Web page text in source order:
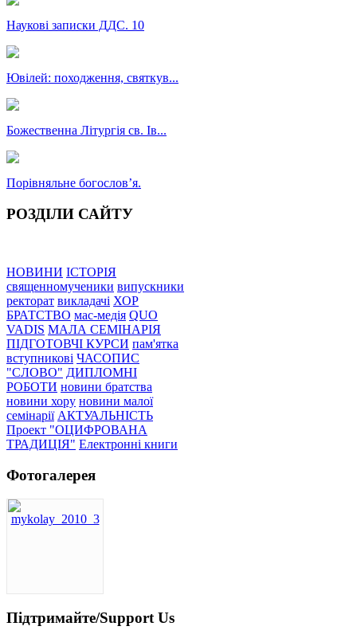
Наукові записки ДДС. 10
Ювілей: походження, святкув...
Божественна Літургія св. Ів...
Порівняльне богословʼя.
РОЗДІЛИ САЙТУ
НОВИНИ ІСТОРІЯ
священномученики випускники
ректорат викладачі ХОР
БРАТСТВО мас-медія QUO
VADIS МАЛА СЕМІНАРІЯ
ПІДГОТОВЧІ КУРСИ пам'ятка
вступникові ЧАСОПИС
"СЛОВО" ДИПЛОМНІ
РОБОТИ новини братства
новини хору новини малої
семінарії АКТУАЛЬНІСТЬ
Проект "ОЦИФРОВАНА
ТРАДИЦІЯ" Електронні книги
Фотогалерея
Підтримайте/Support Us